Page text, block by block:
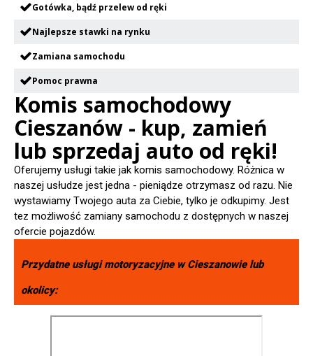
Gotówka, bądź przelew od ręki
Najlepsze stawki na rynku
Zamiana samochodu
Pomoc prawna
Komis samochodowy
Cieszanów - kup, zamień
lub sprzedaj auto od ręki!
Oferujemy usługi takie jak komis samochodowy. Różnica w
naszej usłudze jest jedna - pieniądze otrzymasz od razu. Nie
wystawiamy Twojego auta za Ciebie, tylko je odkupimy. Jest
tez możliwość zamiany samochodu z dostępnych w naszej
ofercie pojazdów.
Przydatne usługi motoryzacyjne wCieszanowielub
okolicy: